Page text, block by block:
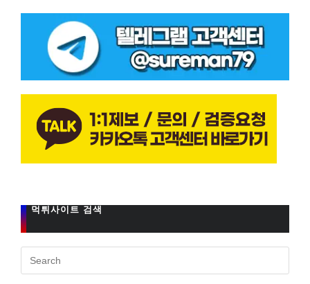
먹튀사이트 검색